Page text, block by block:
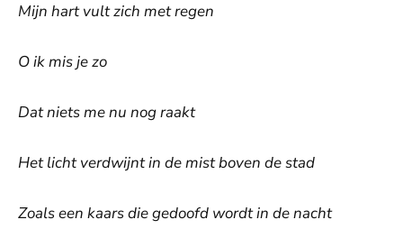
Mijn hart vult zich met regen
O ik mis je zo
Dat niets me nu nog raakt
Het licht verdwijnt in de mist boven de stad
Zoals een kaars die gedoofd wordt in de nacht